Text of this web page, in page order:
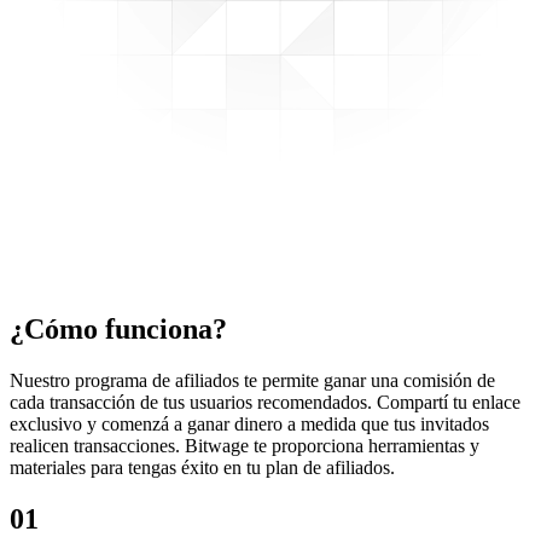
¿Cómo funciona?
Nuestro programa de afiliados te permite ganar una comisión de
cada transacción de tus usuarios recomendados. Compartí tu enlace
exclusivo y comenzá a ganar dinero a medida que tus invitados
realicen transacciones. Bitwage te proporciona herramientas y
materiales para tengas éxito en tu plan de afiliados.
01